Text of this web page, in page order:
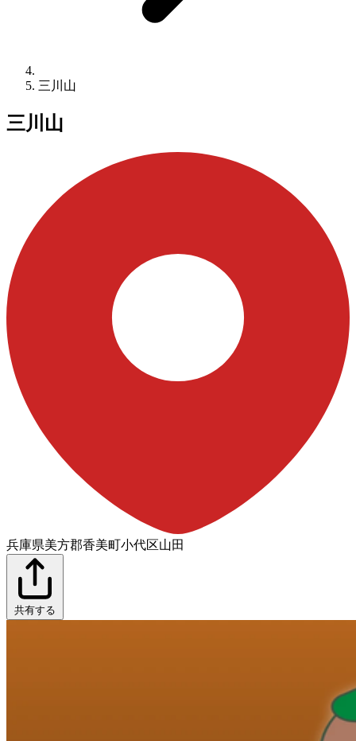
三川山
三川山
兵庫県美方郡香美町小代区山田
共有する